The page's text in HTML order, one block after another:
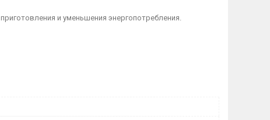
и уменьшения энергопотребления.